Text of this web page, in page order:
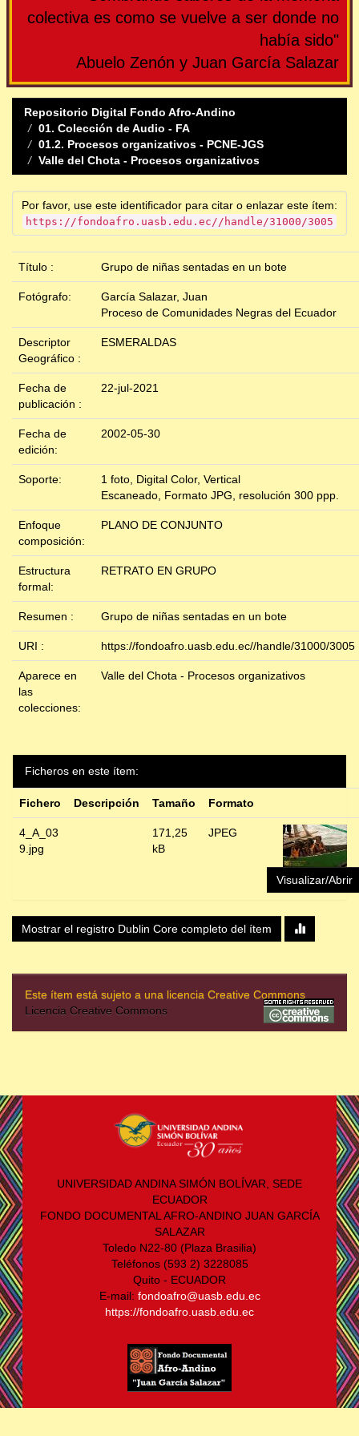
colectiva es como se vuelve a ser donde no
había sido"
Abuelo Zenón y Juan García Salazar
Repositorio Digital Fondo Afro-Andino
01. Colección de Audio - FA
01.2. Procesos organizativos - PCNE-JGS
Valle del Chota - Procesos organizativos
Por favor, use este identificador para citar o enlazar este ítem:
https://fondoafro.uasb.edu.ec//handle/31000/3005
Título : Grupo de niñas sentadas en un bote
Fotógrafo:
García Salazar, Juan
Proceso de Comunidades Negras del Ecuador
Descriptor
Geográfico :
ESMERALDAS
Fecha de
publicación :
22-jul-2021
Fecha de
edición:
2002-05-30
Soporte:
1 foto, Digital Color, Vertical
Escaneado, Formato JPG, resolución 300 ppp.
Enfoque
composición:
PLANO DE CONJUNTO
Estructura
formal:
RETRATO EN GRUPO
Resumen : Grupo de niñas sentadas en un bote
URI : https://fondoafro.uasb.edu.ec//handle/31000/3005
Aparece en
las
colecciones:
Valle del Chota - Procesos organizativos
Ficheros en este ítem:
Fichero Descripción Tamaño Formato
4_A_03
9.jpg
171,25
kB
JPEG
Visualizar/Abrir
Mostrar el registro Dublin Core completo del ítem
Este ítem está sujeto a una licencia Creative Commons
Licencia Creative Commons
UNIVERSIDAD ANDINA SIMÓN BOLÍVAR, SEDE
ECUADOR
FONDO DOCUMENTAL AFRO-ANDINO JUAN GARCÍA
SALAZAR
Toledo N22-80 (Plaza Brasilia)
Teléfonos (593 2) 3228085
Quito - ECUADOR
E-mail: fondoafro@uasb.edu.ec
https://fondoafro.uasb.edu.ec